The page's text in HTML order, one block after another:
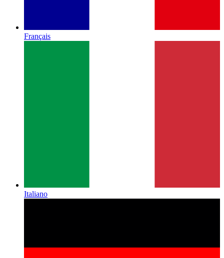
Français
Italiano